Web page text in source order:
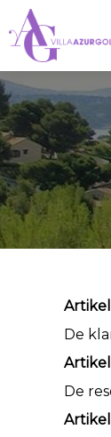
De
De